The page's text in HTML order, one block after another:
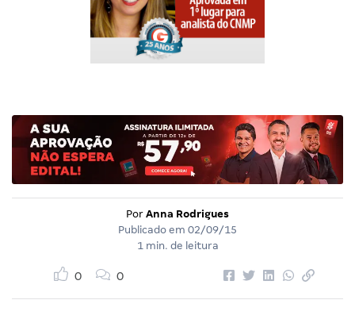
Por Anna Rodrigues
Publicado em 02/09/15
1 min. de leitura
0 0